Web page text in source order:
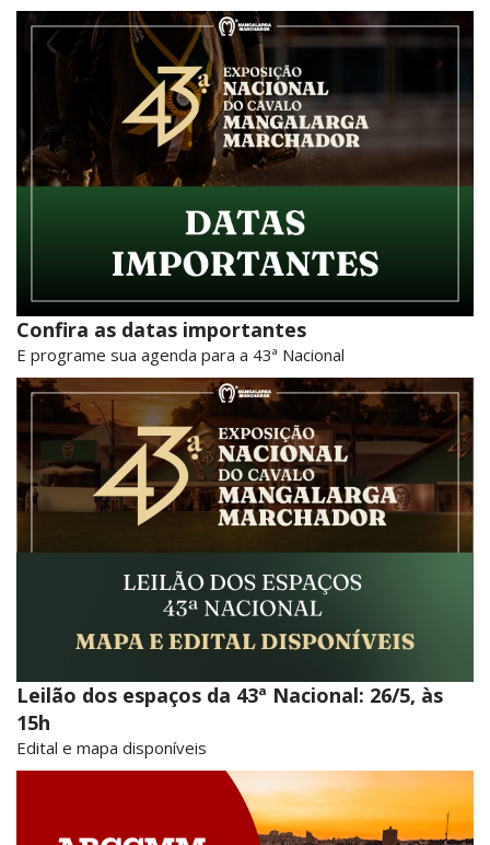
Confira as datas importantes
E programe sua agenda para a 43ª Nacional
Leilão dos espaços da 43ª Nacional: 26/5, às
15h
Edital e mapa disponíveis